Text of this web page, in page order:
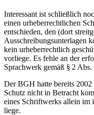
Interessant ist schließlich
einen urheberrechtlichen
entschieden, den (dort
Ausschreibungsunterlagen
kein urheberrechtlich
vorliege. Es fehle an der
Sprachwerk gemäß § 2
Der BGH hatte bereits 2002
Schutz nicht in Betracht
eines Schriftwerks allein im
liege.